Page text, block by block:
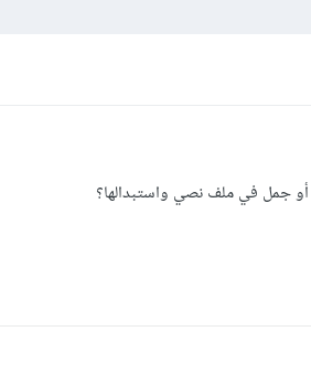
جمل في ملف نصي واستبدالها؟